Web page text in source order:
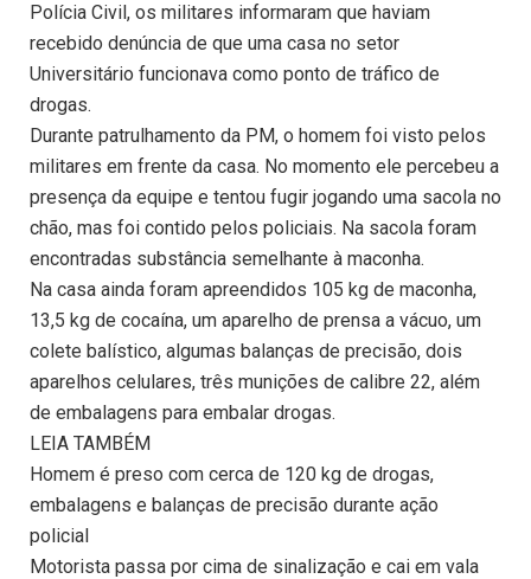
Polícia Civil, os militares informaram que haviam
recebido denúncia de que uma casa no setor
Universitário funcionava como ponto de tráfico de
drogas.
Durante patrulhamento da PM, o homem foi visto pelos
militares em frente da casa. No momento ele percebeu a
presença da equipe e tentou fugir jogando uma sacola no
chão, mas foi contido pelos policiais. Na sacola foram
encontradas substância semelhante à maconha.
Na casa ainda foram apreendidos 105 kg de maconha,
13,5 kg de cocaína, um aparelho de prensa a vácuo, um
colete balístico, algumas balanças de precisão, dois
aparelhos celulares, três munições de calibre 22, além
de embalagens para embalar drogas.
LEIA TAMBÉM
Homem é preso com cerca de 120 kg de drogas,
embalagens e balanças de precisão durante ação
policial
Motorista passa por cima de sinalização e cai em vala